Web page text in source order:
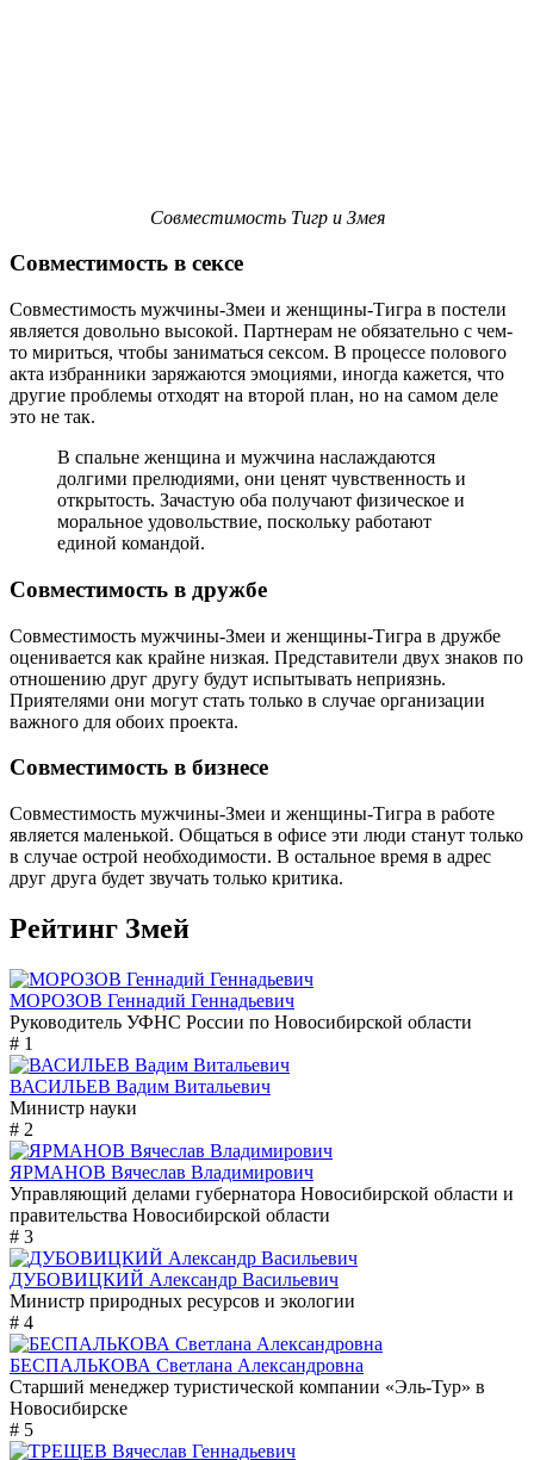
Совместимость Тигр и Змея
Совместимость в сексе
Совместимость мужчины-Змеи и женщины-Тигра в постели
является довольно высокой. Партнерам не обязательно с чем-
то мириться, чтобы заниматься сексом. В процессе полового
акта избранники заряжаются эмоциями, иногда кажется, что
другие проблемы отходят на второй план, но на самом деле
это не так.
В спальне женщина и мужчина наслаждаются
долгими прелюдиями, они ценят чувственность и
открытость. Зачастую оба получают физическое и
моральное удовольствие, поскольку работают
единой командой.
Совместимость в дружбе
Совместимость мужчины-Змеи и женщины-Тигра в дружбе
оценивается как крайне низкая. Представители двух знаков по
отношению друг другу будут испытывать неприязнь.
Приятелями они могут стать только в случае организации
важного для обоих проекта.
Совместимость в бизнесе
Совместимость мужчины-Змеи и женщины-Тигра в работе
является маленькой. Общаться в офисе эти люди станут только
в случае острой необходимости. В остальное время в адрес
друг друга будет звучать только критика.
Рейтинг Змей
МОРОЗОВ Геннадий Геннадьевич
Руководитель УФНС России по Новосибирской области
# 1
ВАСИЛЬЕВ Вадим Витальевич
Министр науки
# 2
ЯРМАНОВ Вячеслав Владимирович
Управляющий делами губернатора Новосибирской области и
правительства Новосибирской области
# 3
ДУБОВИЦКИЙ Александр Васильевич
Министр природных ресурсов и экологии
# 4
БЕСПАЛЬКОВА Светлана Александровна
Старший менеджер туристической компании «Эль-Тур» в
Новосибирске
# 5